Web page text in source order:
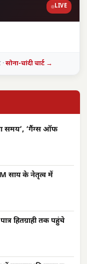
LIVE
सोना-चांदी चार्ट →
समय’, ‘गैंग्स ऑफ
साय के नेतृत्व में
हितग्राही तक पहुंचे